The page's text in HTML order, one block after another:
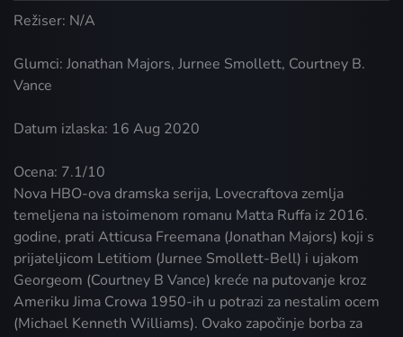
Režiser: N/A
Glumci: Jonathan Majors, Jurnee Smollett, Courtney B.
Vance
Datum izlaska: 16 Aug 2020
Ocena: 7.1/10
Nova HBO-ova dramska serija, Lovecraftova zemlja
temeljena na istoimenom romanu Matta Ruffa iz 2016.
godine, prati Atticusa Freemana (Jonathan Majors) koji s
prijateljicom Letitiom (Jurnee Smollett-Bell) i ujakom
Georgeom (Courtney B Vance) kreće na putovanje kroz
Ameriku Jima Crowa 1950-ih u potrazi za nestalim ocem
(Michael Kenneth Williams). Ovako započinje borba za